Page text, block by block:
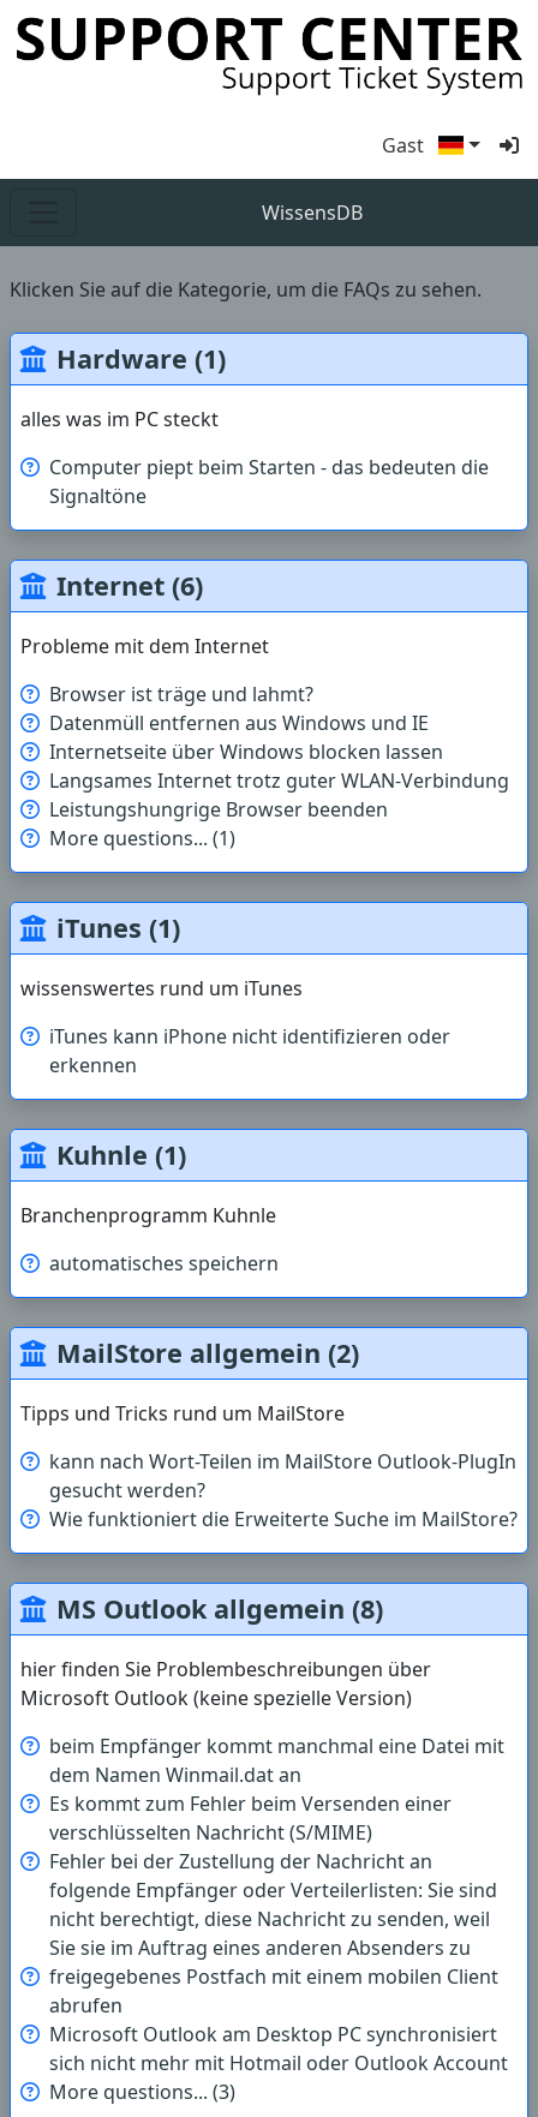
Gast
WissensDB
Klicken Sie auf die Kategorie, um die FAQs zu sehen.
Hardware (1)
alles was im PC steckt
Computer piept beim Starten - das bedeuten die
Signaltöne
Internet (6)
Probleme mit dem Internet
Browser ist träge und lahmt?
Datenmüll entfernen aus Windows und IE
Internetseite über Windows blocken lassen
Langsames Internet trotz guter WLAN-Verbindung
Leistungshungrige Browser beenden
More questions... (1)
iTunes (1)
wissenswertes rund um iTunes
iTunes kann iPhone nicht identifizieren oder
erkennen
Kuhnle (1)
Branchenprogramm Kuhnle
automatisches speichern
MailStore allgemein (2)
Tipps und Tricks rund um MailStore
kann nach Wort-Teilen im MailStore Outlook-PlugIn
gesucht werden?
Wie funktioniert die Erweiterte Suche im MailStore?
MS Outlook allgemein (8)
hier finden Sie Problembeschreibungen über
Microsoft Outlook (keine spezielle Version)
beim Empfänger kommt manchmal eine Datei mit
dem Namen Winmail.dat an
Es kommt zum Fehler beim Versenden einer
verschlüsselten Nachricht (S/MIME)
Fehler bei der Zustellung der Nachricht an
folgende Empfänger oder Verteilerlisten: Sie sind
nicht berechtigt, diese Nachricht zu senden, weil
Sie sie im Auftrag eines anderen Absenders zu
freigegebenes Postfach mit einem mobilen Client
abrufen
Microsoft Outlook am Desktop PC synchronisiert
sich nicht mehr mit Hotmail oder Outlook Account
More questions... (3)